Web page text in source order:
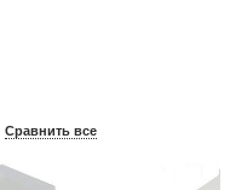
Сравнить все